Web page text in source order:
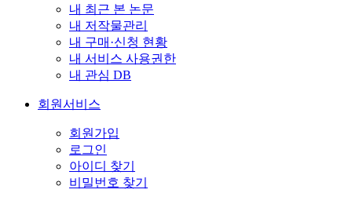
내 최근 본 논문
내 저작물관리
내 구매·신청 현황
내 서비스 사용권한
내 관심 DB
회원서비스
회원가입
로그인
아이디 찾기
비밀번호 찾기